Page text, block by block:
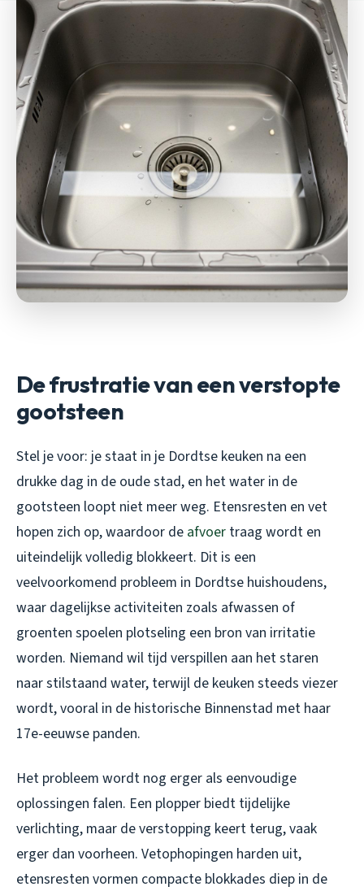
De frustratie van een verstopte
gootsteen
Stel je voor: je staat in je Dordtse keuken na een
drukke dag in de oude stad, en het water in de
gootsteen loopt niet meer weg. Etensresten en vet
hopen zich op, waardoor de afvoer traag wordt en
uiteindelijk volledig blokkeert. Dit is een
veelvoorkomend probleem in Dordtse huishoudens,
waar dagelijkse activiteiten zoals afwassen of
groenten spoelen plotseling een bron van irritatie
worden. Niemand wil tijd verspillen aan het staren
naar stilstaand water, terwijl de keuken steeds viezer
wordt, vooral in de historische Binnenstad met haar
17e-eeuwse panden.
Het probleem wordt nog erger als eenvoudige
oplossingen falen. Een plopper biedt tijdelijke
verlichting, maar de verstopping keert terug, vaak
erger dan voorheen. Vetophopingen harden uit,
etensresten vormen compacte blokkades diep in de